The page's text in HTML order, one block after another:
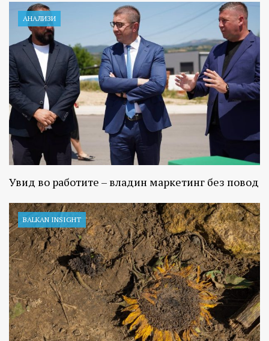
АНАЛИЗИ
Увид во работите – владин маркетинг без повод
BALKAN INSIGHT